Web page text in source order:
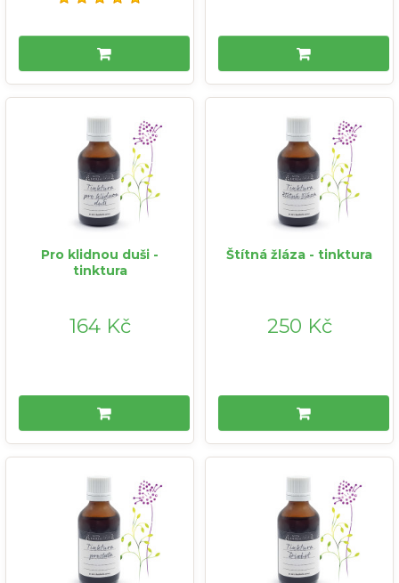
Pro klidnou duši -
tinktura
164 Kč
Štítná žláza - tinktura
250 Kč